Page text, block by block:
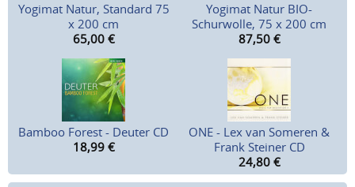
Yogimat Natur, Standard 75
x 200 cm
65,00 €
Yogimat Natur BIO-
Schurwolle, 75 x 200 cm
87,50 €
Bamboo Forest - Deuter CD
18,99 €
ONE - Lex van Someren &
Frank Steiner CD
24,80 €